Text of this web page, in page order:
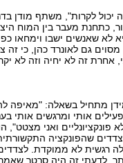
יכול לקרות", משתף מודן
כתחנת מעבר בין המוח
שאנשים ישבו וימחאו
מסוים גם לאונרד כהן, כי
אחרת זה לא יחיה וזה לא
מתחיל בשאלה: "מאיפה
אותי ומרגשים אותי
פונקציונליים ואני
שהפונקציה
רגשית לא ממוקדת.
לדעתי זה היה סרטר